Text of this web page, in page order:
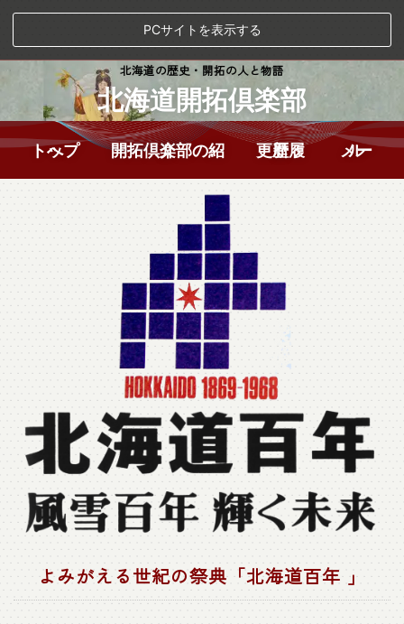
PCサイトを表示する
北海道の歴史・開拓の人と物語
北海道開拓倶楽部
トップへ 開拓倶楽部の紹介 更新履歴 メール
よみがえる世紀の祭典「北海道百年 」